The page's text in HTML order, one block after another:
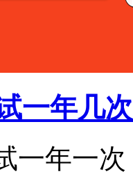
一年几
一年一